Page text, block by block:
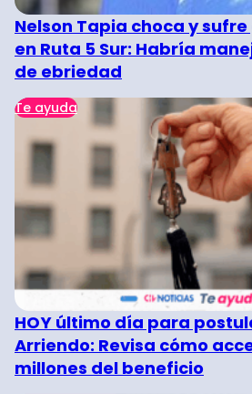
Nelson Tapia choca y
en Ruta 5 Sur: Habría
de ebriedad
Te ayuda
HOY último día para
Arriendo: Revisa cómo
millones del beneficio